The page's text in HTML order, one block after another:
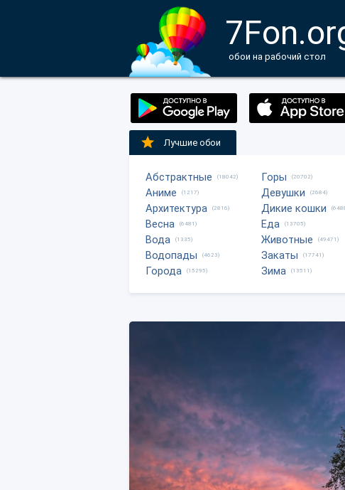
обои на рабочий стол
Лучшие обои
Абстрактные (18042)
Аниме (1217)
Архитектура (2816)
Весна (6481)
Вода (1335)
Водопады (4623)
Города (15295)
Горы (20702)
Девушки (2684)
Дикие кошки
Еда (13705)
Животные (49471)
Закаты (17741)
Зима (13511)